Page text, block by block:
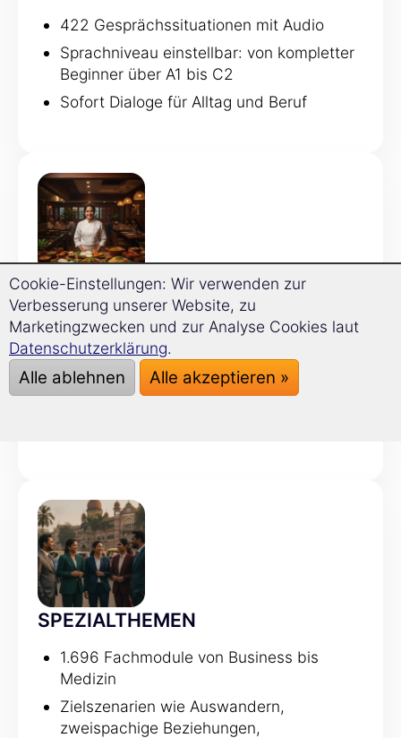
422 Gesprächssituationen mit Audio
Sprachniveau einstellbar: von kompletter
Beginner über A1 bis C2
Sofort Dialoge für Alltag und Beruf
GRAMMATIKTRAINER
120 Grammatikthemen
Regeln werden direkt mit Beispielen
erklärt
SPEZIALTHEMEN
1.696 Fachmodule von Business bis
Medizin
Zielszenarien wie Auswandern,
zweispachige Beziehungen,
Cookie-Einstellungen: Wir verwenden zur
Verbesserung unserer Website, zu
Marketingzwecken und zur Analyse Cookies laut
Datenschutzerklärung.
Alle ablehnen Alle akzeptieren »